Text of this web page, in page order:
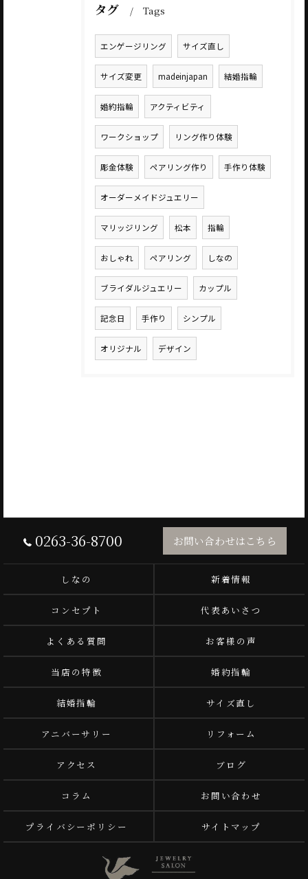
タグ Tags
エンゲージリング サイズ直し
サイズ変更 madeinjapan 結婚指輪
婚約指輪 アクティビティ
ワークショップ リング作り体験
彫金体験 ペアリング作り 手作り体験
オーダーメイドジュエリー
マリッジリング 松本 指輪
おしゃれ ペアリング しなの
ブライダルジュエリー カップル
記念日 手作り シンプル
オリジナル デザイン
0263-36-8700 お問い合わせはこちら
しなの 新着情報
コンセプト 代表あいさつ
よくある質問 お客様の声
当店の特徴 婚約指輪
結婚指輪 サイズ直し
アニバーサリー リフォーム
アクセス ブログ
コラム お問い合わせ
プライバシーポリシー サイトマップ